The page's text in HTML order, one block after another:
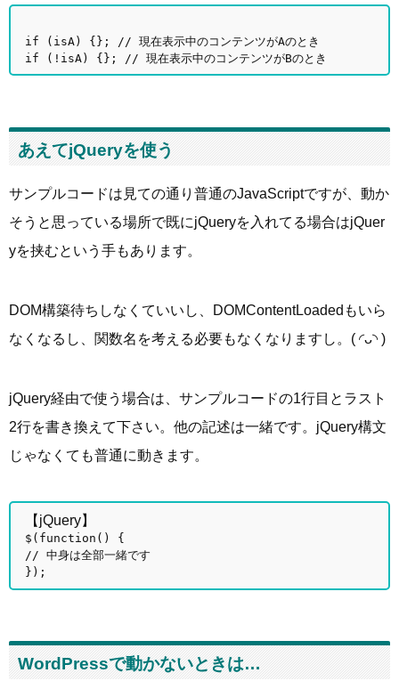
if (isA) {}; // 現在表示中のコンテンツがAのとき
if (!isA) {}; // 現在表示中のコンテンツがBのとき
あえてjQueryを使う
サンプルコードは見ての通り普通のJavaScriptですが、動か
そうと思っている場所で既にjQueryを入れてる場合はjQuer
yを挟むという手もあります。
DOM構築待ちしなくていいし、DOMContentLoadedもいら
なくなるし、関数名を考える必要もなくなりますし。( ◜ᴗ◝ )
jQuery経由で使う場合は、サンプルコードの1行目とラスト
2行を書き換えて下さい。他の記述は一緒です。jQuery構文
じゃなくても普通に動きます。
【jQuery】
$(function() {
// 中身は全部一緒です
});
WordPressで動かないときは…